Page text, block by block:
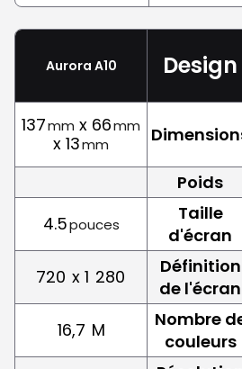
Aurora A10 Design
137mm x 66mm
x 13mm
Poids
4.5pouces
Taille
d'écran
720 x 1 280
Définition
de l'écran
16,7 M
Nombre
couleurs